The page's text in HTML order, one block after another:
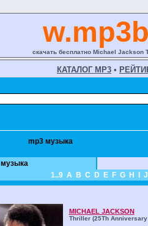
скачать бесплатно Michael Jackson
КАТАЛОГ MP3 •
mp3 музыка
музыка
1..9 A B C D E F G H J
MICHAEL JACKSON
Thriller (25Th